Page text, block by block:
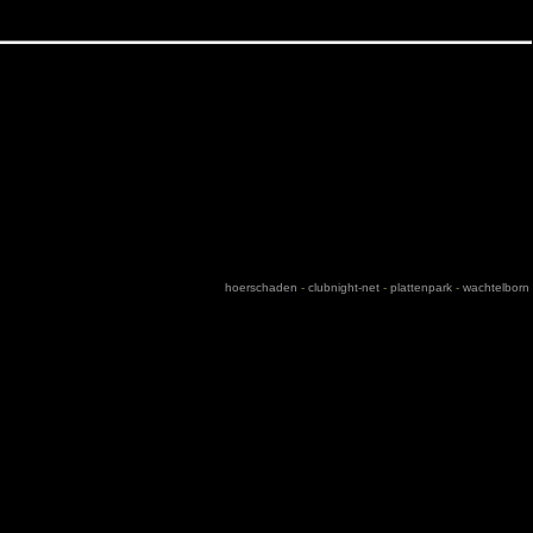
hoerschaden - clubnight-net - plattenpark - wachtelborn